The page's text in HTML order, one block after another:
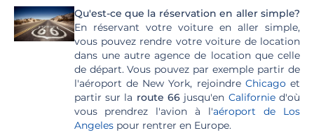
Qu'est-ce que la réservation en aller simple?
En réservant votre voiture en aller simple,
vous pouvez rendre votre voiture de location
dans une autre agence de location que celle
de départ.Vous pouvez par exemple partir de
l'aéroport de New York, rejoindre Chicagoet
partir sur la route 66jusqu'en Californied'où
vous prendrez l'avion à l'aéroport de Los
Angelespour rentrer en Europe.